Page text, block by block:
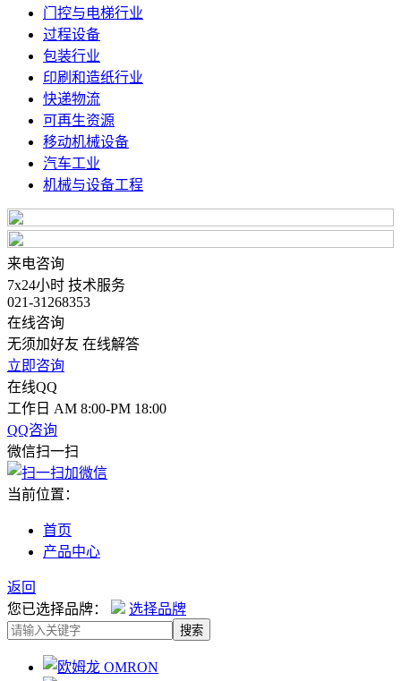
门控与电梯行业
过程设备
包装行业
印刷和造纸行业
快递物流
可再生资源
移动机械设备
汽车工业
机械与设备工程
来电咨询
7x24小时 技术服务
021-31268353
在线咨询
无须加好友 在线解答
立即咨询
在线QQ
工作日 AM 8:00-PM 18:00
QQ咨询
微信扫一扫
当前位置：
首页
产品中心
返回
您已选择品牌：
选择品牌
搜索